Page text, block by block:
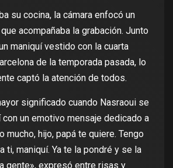
su cocina, la cámara enfocó un
acompañaba la grabación. Junto
maniquí vestido con la cuarta
de la temporada pasada, lo
captó la atención de todos.
significado cuando Nasraoui se
un emotivo mensaje dedicado a
mucho, hijo, papá te quiere. Tengo
ti, maniquí. Ya te la pondré y se la
gente», expresó entre risas y